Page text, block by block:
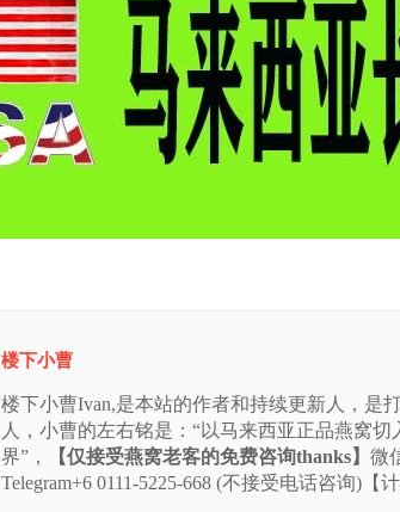
楼下小曹
楼下小曹Ivan,是本站的作者和持续更新人，是
人，小曹的左右铭是：“以马来西亚正品燕窝
界”，
【仅接受燕窝老客的免费咨询thanks】 微
Telegram+6 0111-5225-668 (不接受电话咨询)【